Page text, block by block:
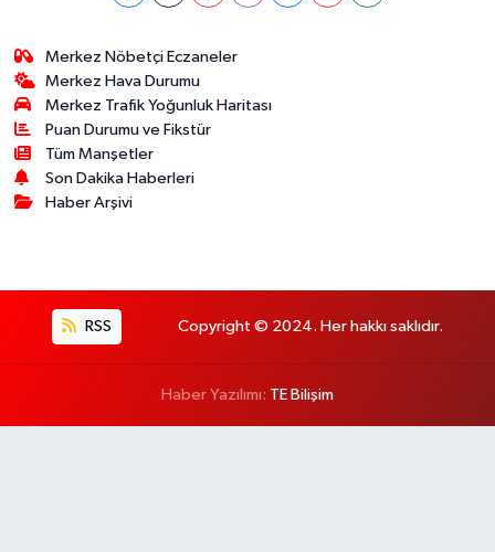
Merkez Nöbetçi Eczaneler
Merkez Hava Durumu
Merkez Trafik Yoğunluk Haritası
Puan Durumu ve Fikstür
Tüm Manşetler
Son Dakika Haberleri
Haber Arşivi
RSS Copyright © 2024. Her hakkı saklıdır.
Haber Yazılımı: TE Bilişim